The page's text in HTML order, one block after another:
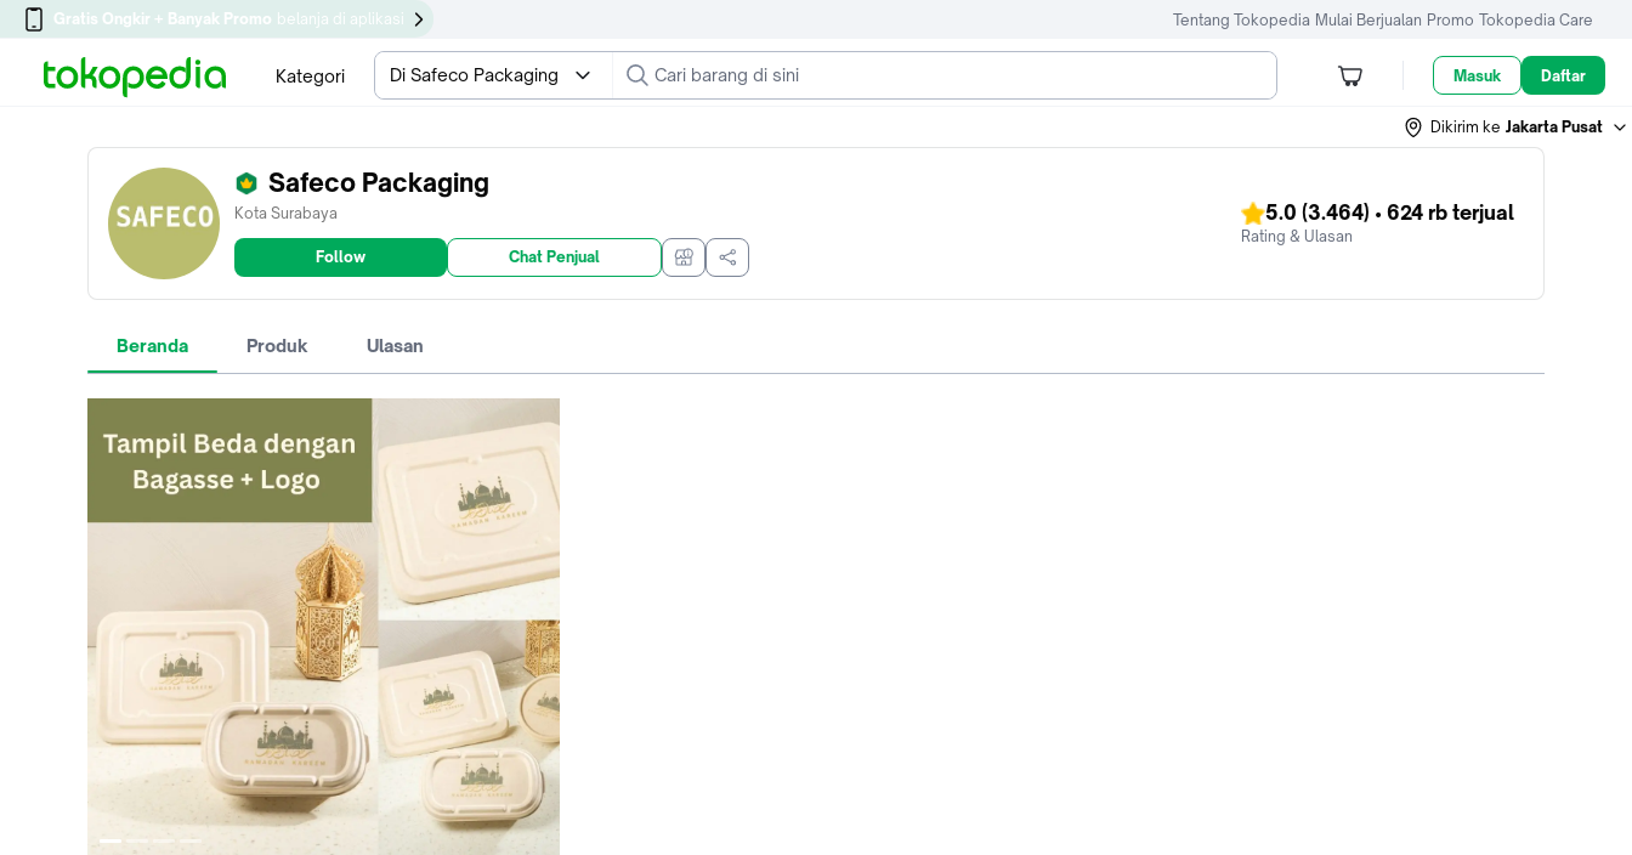
Gratis Ongkir + Banyak Promo belanja di aplikasi Tentang Tokopedia Mulai Berjualan Promo Tokopedia Care
Kategori Di Safeco Packaging Masuk Daftar
Dikirim ke Jakarta Pusat
Safeco Packaging
Kota Surabaya
Follow Chat Penjual
5.0 (3.464) • 624 rb terjual
Rating & Ulasan
Beranda Produk Ulasan